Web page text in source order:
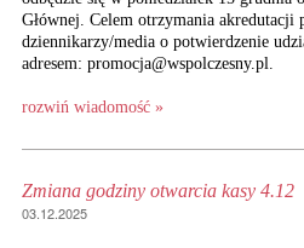
Głównej. Celem otrzymania akredutacji
dziennikarzy/media o potwierdzenie
adresem: promocja@wspolczesny.pl.
rozwiń wiadomość »
Zmiana godziny otwarcia kasy 4.12
03.12.2025